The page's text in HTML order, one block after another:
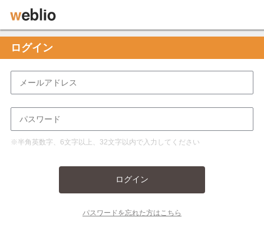
ログイン
※半角英数字、6文字以上、32文字以内で入力してください
ログイン
パスワードを忘れた方はこちら